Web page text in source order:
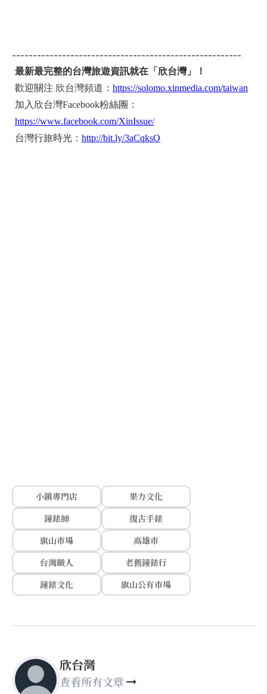
-------------------------------------------------------
最新最完整的台灣旅遊資訊就在「欣台灣」！
歡迎關注 欣台灣頻道： https://solomo.xinmedia.com/taiwan
加入欣台灣Facebook粉絲團：
https://www.facebook.com/XinIssue/
台灣行旅時光： http://bit.ly/3aCqksO
小鎮專門店
果力文化
鐘錶師
復古手錶
旗山市場
高雄市
台灣職人
老舊鐘錶行
鐘錶文化
旗山公有市場
欣台灣
查看所有文章